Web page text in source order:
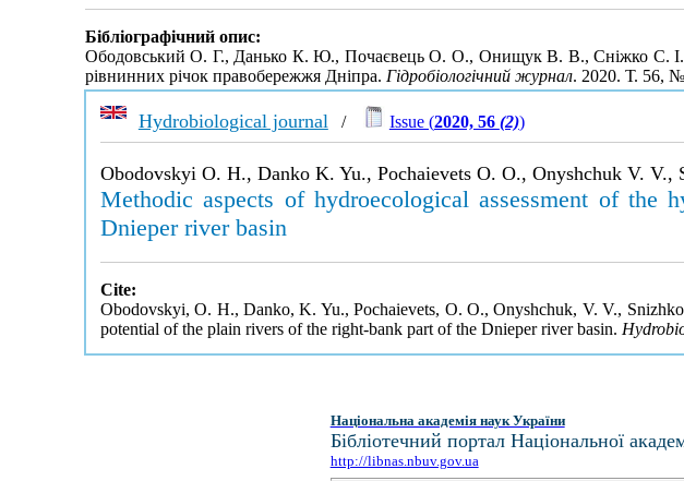
Бібліографічний опис:
Ободовський О. Г., Данько К. Ю., Почаєвець О. О., Онищук В. В., Сніжко С. І.,
рівнинних річок правобережжя Дніпра. Гідробіологічний журнал. 2020. Т. 56,
Hydrobiological journal / Issue (2020, 56 (2))
Obodovskyi O. H., Danko K. Yu., Pochaievets O. O., Onyshchuk V.
Methodic aspects of hydroecological assessment of
Dnieper river basin
Cite:
Obodovskyi, O. H., Danko, K. Yu., Pochaievets, O. O., Onyshchuk, V. V.,
potential of the plain rivers of the right-bank part of the Dnieper river basin.
Національна академія наук України
Бібліотечний портал Національної
http://libnas.nbuv.gov.ua